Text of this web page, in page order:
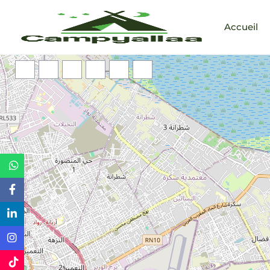
Accueil
Chargement des cartes